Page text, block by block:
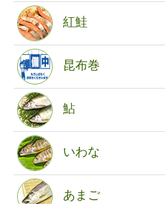
紅鮭
昆布巻
鮎
いわな
あまご